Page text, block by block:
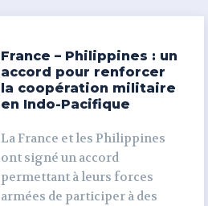
France – Philippines : un
accord pour renforcer
la coopération militaire
en Indo-Pacifique
La France et les Philippines
ont signé un accord
permettant à leurs forces
armées de participer à des